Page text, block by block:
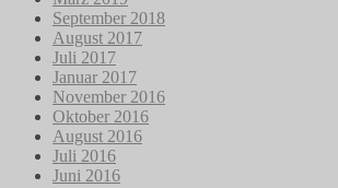
September 2018
August 2017
Juli 2017
Januar 2017
November 2016
Oktober 2016
August 2016
Juli 2016
Juni 2016